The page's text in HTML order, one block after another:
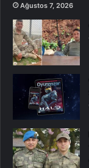
Ağustos 7, 2026